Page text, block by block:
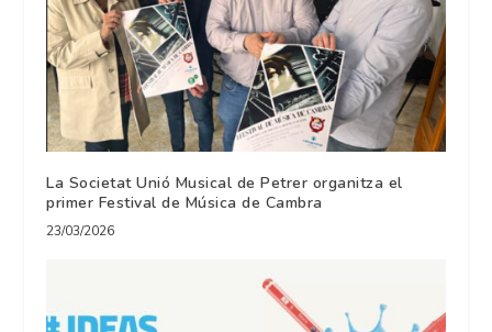
La Societat Unió Musical de Petrer organitza el
primer Festival de Música de Cambra
23/03/2026